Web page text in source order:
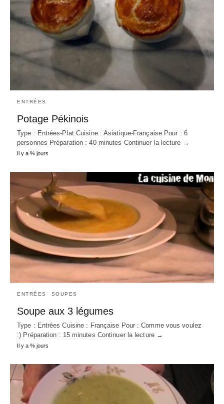
ENTRÉES
Potage Pékinois
Type : Entrées-Plat Cuisine : Asiatique-Française Pour : 6
personnes Préparation : 40 minutes Continuer la lecture →
Il y a % jours
ENTRÉES SOUPES
Soupe aux 3 légumes
Type : Entrées Cuisine : Française Pour : Comme vous voulez
:) Préparation : 15 minutes Continuer la lecture →
Il y a % jours